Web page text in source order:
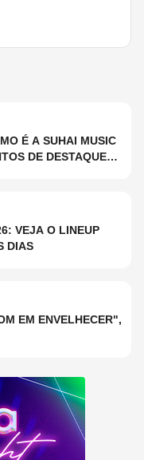
É A SUHAI MUSIC
DE DESTAQUE
VEJA O LINEUP
DIAS
EM ENVELHECER",